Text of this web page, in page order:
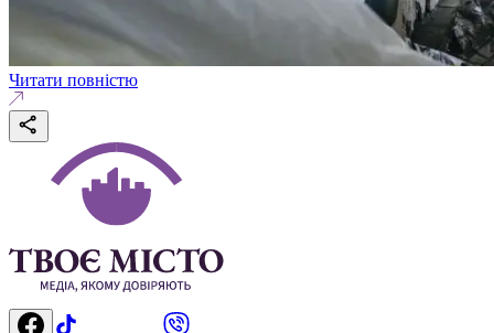
Читати повністю